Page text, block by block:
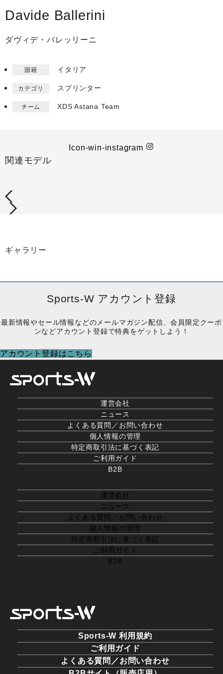
Davide Ballerini
ダヴィデ・バレッリーニ
国籍 イタリア
カテゴリ スプリンター
チーム XDS Astana Team​
Icon-win-instagram
関連モデル
ギャラリー
Sports-W アカウント登録
最新情報やセール情報などのメールマガジン配信、会員限定クーポ
ンなどアカウント登録で特典をゲットしよう！
アカウント登録はこちら
運営会社
ニュース
よくある質問／お問い合わせ
個人情報の管理
特定商取引法に基づく表記
ご利用ガイド
B2B
運営会社
ニュース
よくある質問／お問い合わせ
個人情報の管理
特定商取引法に基づく表記
ご利用ガイド
B2B
Sports-W 利用規約
ご利用ガイド
よくある質問／お問い合わせ